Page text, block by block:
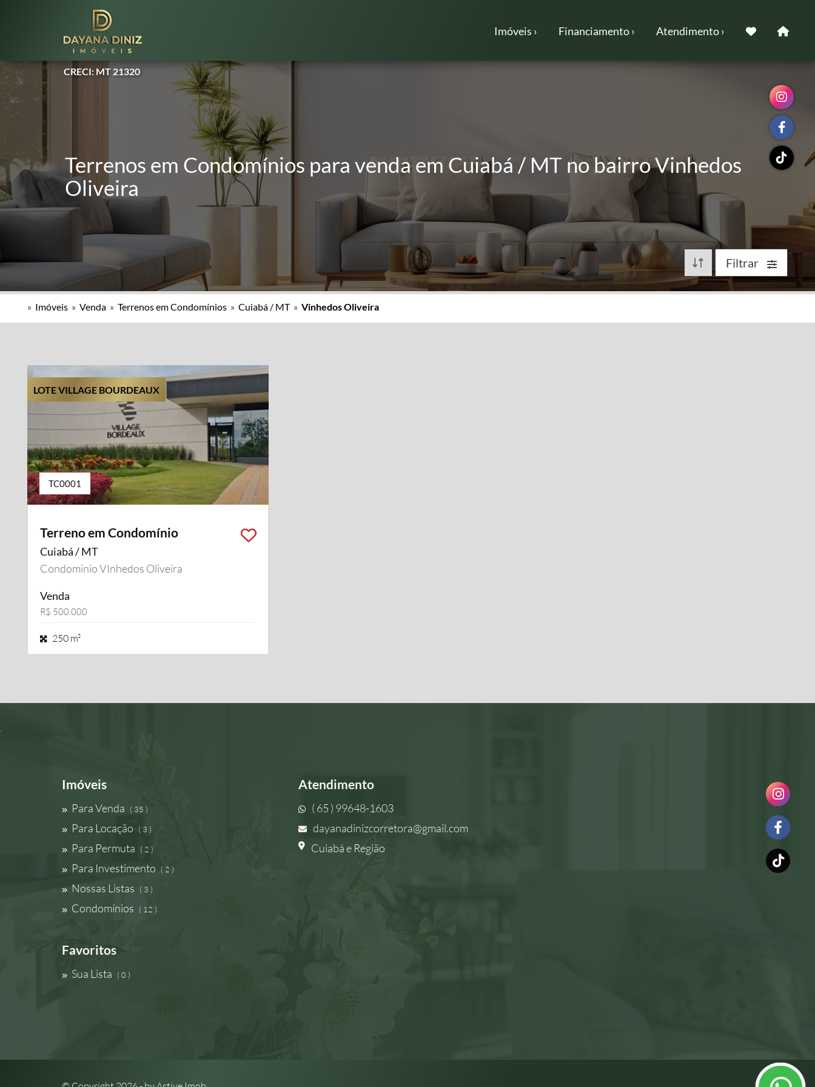
CRECI: MT 21320
Imóveis › Financiamento › Atendimento ›
Terrenos em Condomínios para venda em Cuiabá / MT no bairro Vinhedos
Oliveira
Filtrar
» Imóveis » Venda » Terrenos em Condomínios » Cuiabá / MT» Vinhedos Oliveira
LOTE VILLAGE BOURDEAUX
TC0001
Terreno em Condomínio
Cuiabá / MT
Condominio VInhedos Oliveira
Venda
R$ 500.000
250 m²
Imóveis
Para Venda ( 35 )
Para Locação ( 3 )
Para Permuta ( 2 )
Para Investimento ( 2 )
Nossas Listas ( 3 )
Condomínios ( 12 )
Favoritos
Sua Lista ( 0 )
Atendimento
( 65 ) 99648-1603
dayanadinizcorretora@gmail.com
Cuiabá e Região